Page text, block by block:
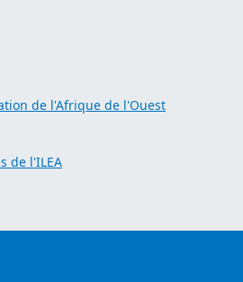
de l'Afrique de l'Ouest
de l'ILEA